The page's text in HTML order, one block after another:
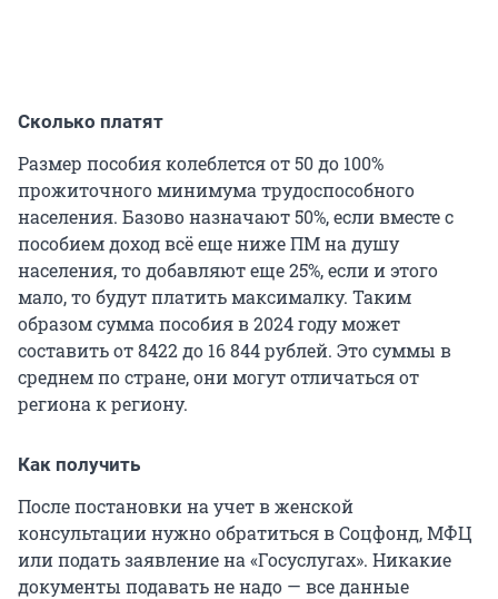
Сколько платят
Размер пособия колеблется от 50 до 100%
прожиточного минимума трудоспособного
населения. Базово назначают 50%, если вместе с
пособием доход всё еще ниже ПМ на душу
населения, то добавляют еще 25%, если и этого
мало, то будут платить максималку. Таким
образом сумма пособия в 2024 году может
составить от 8422 до 16 844 рублей. Это суммы в
среднем по стране, они могут отличаться от
региона к региону.
Как получить
После постановки на учет в женской
консультации нужно обратиться в Соцфонд, МФЦ
или подать заявление на «Госуслугах». Никакие
документы подавать не надо — все данные